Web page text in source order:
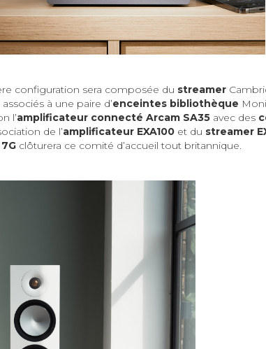
configuration sera composée du streamer
associés à une paire d’enceintes bibliothèque
l’amplificateur connecté Arcam SA35 avec des
de l’amplificateur EXA100 et du streamer
clôturera ce comité d’accueil tout britannique.